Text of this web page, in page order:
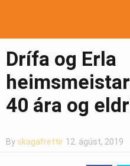
Pistlar
Drífa og Erla
40 ára og
By skagafrettir 12. ágúst, 2019